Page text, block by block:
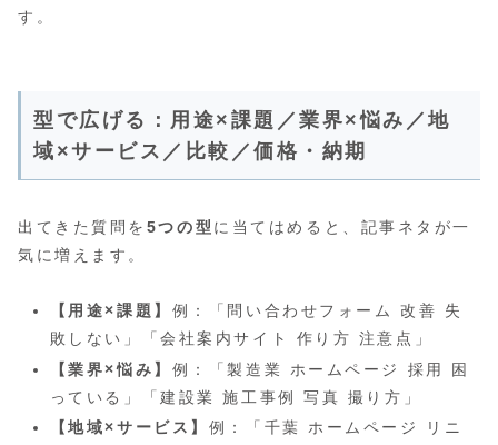
す。
型で広げる：用途×課題／業界×悩み／地
域×サービス／比較／価格・納期
出てきた質問を 5つの型 に当てはめると、記事ネタが一
気に増えます。
【用途×課題】 例：「問い合わせフォーム 改善 失
敗しない」「会社案内サイト 作り方 注意点」
【業界×悩み】 例：「製造業 ホームページ 採用 困
っている」「建設業 施工事例 写真 撮り方」
【地域×サービス】 例：「千葉 ホームページ リニ